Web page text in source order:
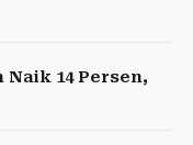
14 Persen,